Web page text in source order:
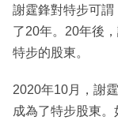
謝霆鋒對特步可
了20年。20年後
特步的股東。
2020年10月，謝
成為了特步股東